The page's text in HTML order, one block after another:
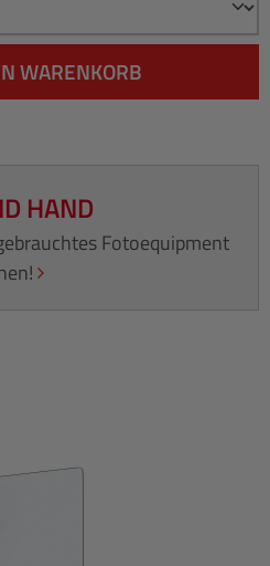
WARENKORB
HAND
Fotoequipment